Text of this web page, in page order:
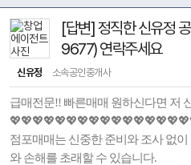
[답변] 정직한 신유정
9677) 연락주세요
신유정 소속공인중개사
급매전문!! 빠른매매 원하신다면 저
점포매매는 신중한 준비와 조사 없
와 손해를 초래할 수 있습니다.